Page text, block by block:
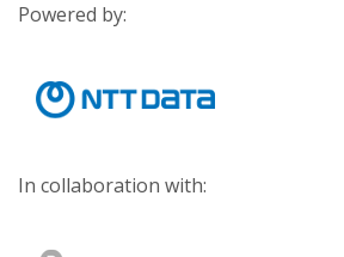
Powered by:
In collaboration with: